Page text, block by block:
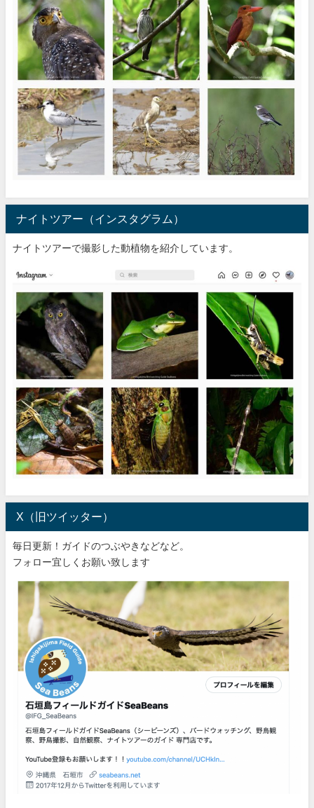
ナイトツアー（インスタグラム）
ナイトツアーで撮影した動植物を紹介しています。
X（旧ツイッター）
毎日更新！ガイドのつぶやきなどなど。
フォロー宜しくお願い致します